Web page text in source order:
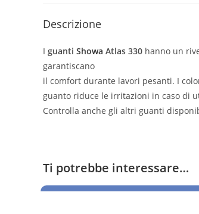
Descrizione
I guanti Showa Atlas 330 hanno un
garantiscano
il comfort durante lavori pesanti. I
guanto riduce le irritazioni in caso di
Controlla anche gli altri guanti
Ti potrebbe interessare…